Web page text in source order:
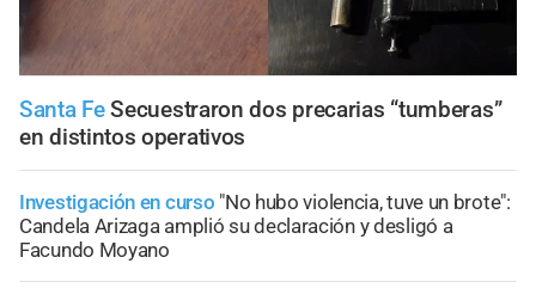
Santa Fe Secuestraron dos precarias “tumberas”
en distintos operativos
Investigación en curso "No hubo violencia, tuve un brote":
Candela Arizaga amplió su declaración y desligó a
Facundo Moyano